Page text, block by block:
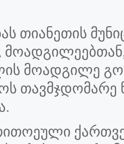
თიანეთის
მოადგილე